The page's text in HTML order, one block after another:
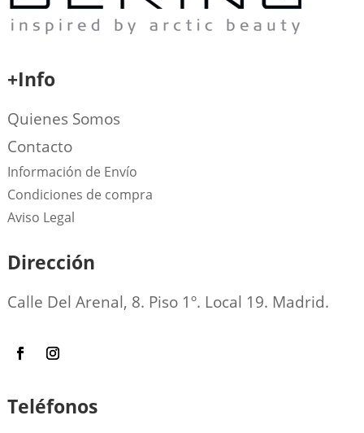
+Info
Quienes Somos
Contacto
Información de Envío
Condiciones de compra
Aviso Legal
Dirección
Calle Del Arenal, 8. Piso 1º. Local 19. Madrid.
Teléfonos